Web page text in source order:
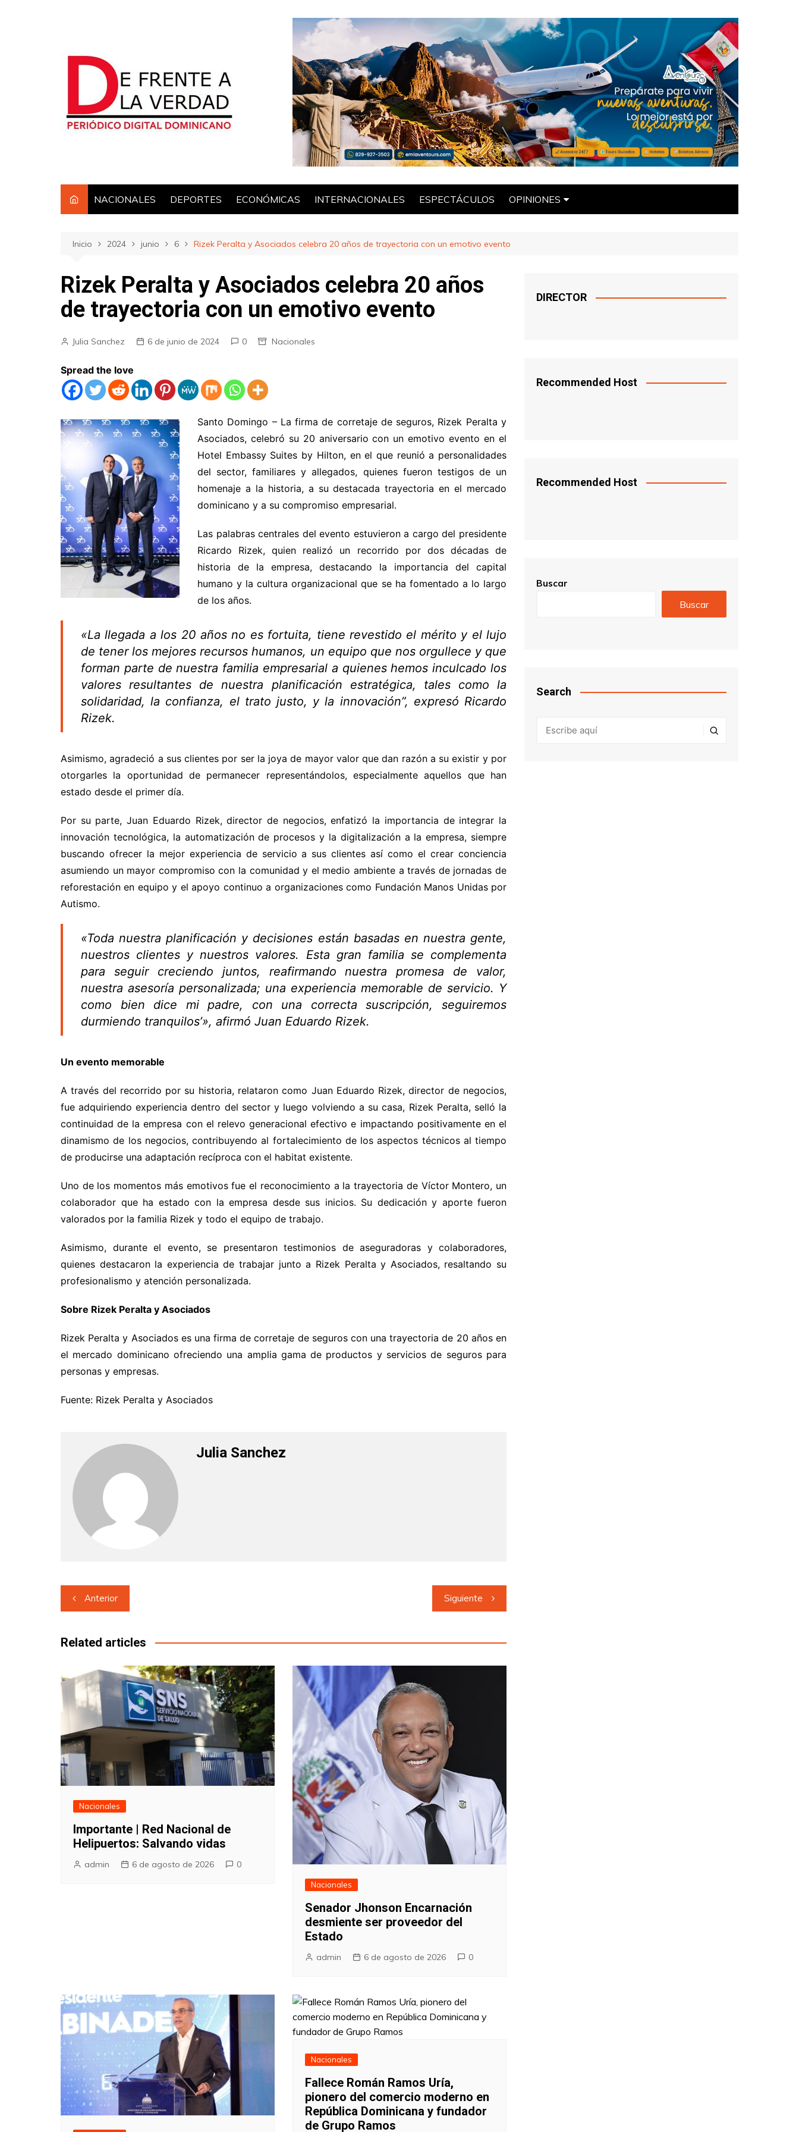
NACIONALES DEPORTES ECONÓMICAS INTERNACIONALES ESPECTÁCULOS OPINIONES
Inicio 2024 junio 6 Rizek Peralta y Asociados celebra 20 años de trayectoria con un emotivo evento
Rizek Peralta y Asociados celebra 20 años
de trayectoria con un emotivo evento
Julia Sanchez 6 de junio de 2024 0 Nacionales
Spread the love
Santo Domingo – La firma de corretaje de seguros, Rizek Peralta y
Asociados, celebró su 20 aniversario con un emotivo evento en el
Hotel Embassy Suites by Hilton, en el que reunió a personalidades
del sector, familiares y allegados, quienes fueron testigos de un
homenaje a la historia, a su destacada trayectoria en el mercado
dominicano y a su compromiso empresarial.
Las palabras centrales del evento estuvieron a cargo del presidente
Ricardo Rizek, quien realizó un recorrido por dos décadas de
historia de la empresa, destacando la importancia del capital
humano y la cultura organizacional que se ha fomentado a lo largo
de los años.
«La llegada a los 20 años no es fortuita, tiene revestido el mérito y el lujo
de tener los mejores recursos humanos, un equipo que nos orgullece y que
forman parte de nuestra familia empresarial a quienes hemos inculcado los
valores resultantes de nuestra planificación estratégica, tales como la
solidaridad, la confianza, el trato justo, y la innovación”, expresó Ricardo
Rizek.
Asimismo, agradeció a sus clientes por ser la joya de mayor valor que dan razón a su existir y por
otorgarles la oportunidad de permanecer representándolos, especialmente aquellos que han
estado desde el primer día.
Por su parte, Juan Eduardo Rizek, director de negocios, enfatizó la importancia de integrar la
innovación tecnológica, la automatización de procesos y la digitalización a la empresa, siempre
buscando ofrecer la mejor experiencia de servicio a sus clientes así como el crear conciencia
asumiendo un mayor compromiso con la comunidad y el medio ambiente a través de jornadas de
reforestación en equipo y el apoyo continuo a organizaciones como Fundación Manos Unidas por
Autismo.
«Toda nuestra planificación y decisiones están basadas en nuestra gente,
nuestros clientes y nuestros valores. Esta gran familia se complementa
para seguir creciendo juntos, reafirmando nuestra promesa de valor,
nuestra asesoría personalizada; una experiencia memorable de servicio. Y
como bien dice mi padre, con una correcta suscripción, seguiremos
durmiendo tranquilos’», afirmó Juan Eduardo Rizek.
Un evento memorable
A través del recorrido por su historia, relataron como Juan Eduardo Rizek, director de negocios,
fue adquiriendo experiencia dentro del sector y luego volviendo a su casa, Rizek Peralta, selló la
continuidad de la empresa con el relevo generacional efectivo e impactando positivamente en el
dinamismo de los negocios, contribuyendo al fortalecimiento de los aspectos técnicos al tiempo
de producirse una adaptación recíproca con el habitat existente.
Uno de los momentos más emotivos fue el reconocimiento a la trayectoria de Víctor Montero, un
colaborador que ha estado con la empresa desde sus inicios. Su dedicación y aporte fueron
valorados por la familia Rizek y todo el equipo de trabajo.
Asimismo, durante el evento, se presentaron testimonios de aseguradoras y colaboradores,
quienes destacaron la experiencia de trabajar junto a Rizek Peralta y Asociados, resaltando su
profesionalismo y atención personalizada.
Sobre Rizek Peralta y Asociados
Rizek Peralta y Asociados es una firma de corretaje de seguros con una trayectoria de 20 años en
el mercado dominicano ofreciendo una amplia gama de productos y servicios de seguros para
personas y empresas.
Fuente: Rizek Peralta y Asociados
Julia Sanchez
Navegación
de
entradas
Anterior Siguiente
Related articles
Nacionales
Importante | Red Nacional de
Helipuertos: Salvando vidas
admin 6 de agosto de 2026 0
Nacionales
Senador Jhonson Encarnación
desmiente ser proveedor del
Estado
admin 6 de agosto de 2026 0
Nacionales
Fallece Román Ramos Uría,
pionero del comercio moderno en
República Dominicana y fundador
de Grupo Ramos
DIRECTOR
Recommended Host
Recommended Host
Buscar
Buscar
Search